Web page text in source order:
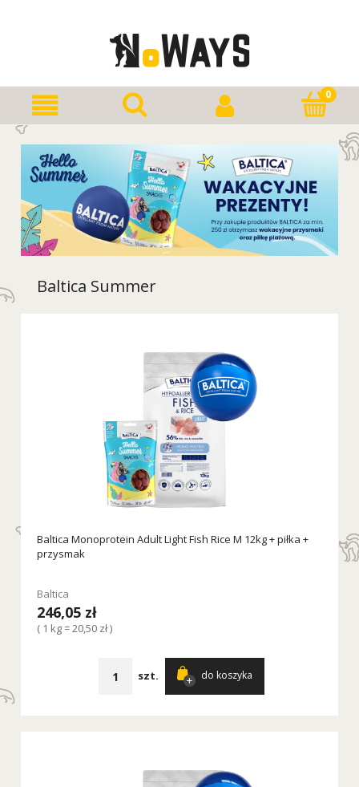
Baltica Summer
Baltica Monoprotein Adult Light Fish Rice M 12kg + piłka +
przysmak
Baltica
246,05 zł
( 1 kg = 20,50 zł )
szt. do koszyka